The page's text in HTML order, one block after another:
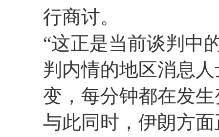
行商讨。
“这正是当前谈判中
判内情的地区消息
变，每分钟都在发生
与此同时，伊朗方